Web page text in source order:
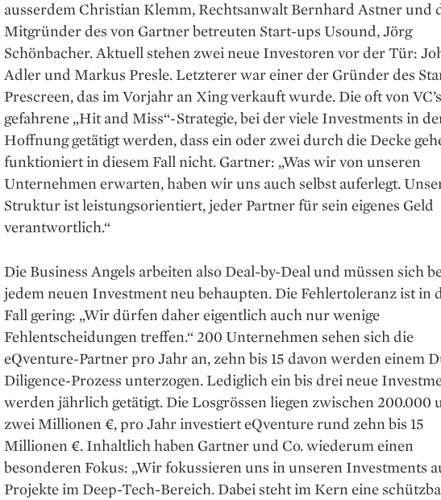
ausserdem Christian Klemm, Rechtsanwalt Bernhard Astner und
Mitgründer des von Gartner betreuten Start-ups Usound, Jörg
Schönbacher. Aktuell stehen zwei neue Investoren vor der Tür:
Adler und Markus Presle. Letzterer war einer der Gründer des
Prescreen, das im Vorjahr an Xing verkauft wurde. Die oft von VC’s
gefahrene „Hit and Miss“-Strategie, bei der viele Investments in
Hoffnung getätigt werden, dass ein oder zwei durch die Decke
funktioniert in diesem Fall nicht. Gartner: „Was wir von unseren
Unternehmen erwarten, haben wir uns auch selbst auferlegt.
Struktur ist leistungsorientiert, jeder Partner für sein eigenes Geld
verantwortlich.“
Die Business Angels arbeiten also Deal-by-Deal und müssen sich
jedem neuen Investment neu behaupten. Die Fehlertoleranz ist in
Fall gering: „Wir dürfen daher eigentlich auch nur wenige
Fehlentscheidungen treffen.“ 200 Unternehmen sehen sich die
eQventure-Partner pro Jahr an, zehn bis 15 davon werden einem
Diligence-Prozess unterzogen. Lediglich ein bis drei neue
werden jährlich getätigt. Die Losgrössen liegen zwischen 200.000
zwei Millionen €, pro Jahr investiert eQventure rund zehn bis 15
Millionen €. Inhaltlich haben Gartner und Co. wiederum einen
besonderen Fokus: „Wir fokussieren uns in unseren Investments
Projekte im Deep-Tech-Bereich. Dabei steht im Kern eine